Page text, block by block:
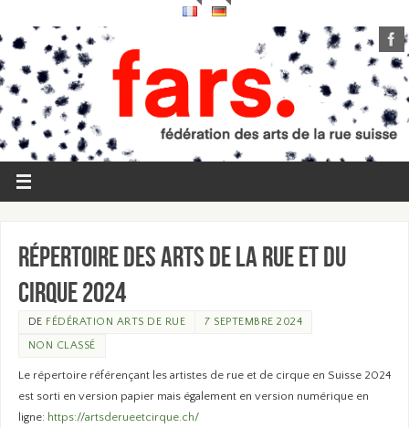
Répertoire des arts de la rue et du
cirque 2024
DE FÉDÉRATION ARTS DE RUE
7 SEPTEMBRE 2024
NON CLASSÉ
Le répertoire référençant les artistes de rue et de cirque en Suisse 2024
est sorti en version papier mais également en version numérique en
ligne: https://artsderueetcirque.ch/